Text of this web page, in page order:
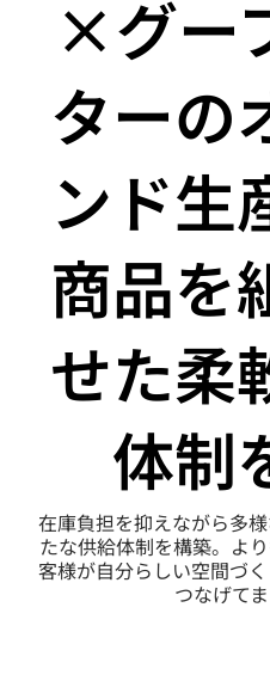
×グー
ターの
ンド生
商品を
せた柔
体制
在庫負担を抑えながら多
たな供給体制を構築。よ
客様が自分らしい空間づ
つなげてま